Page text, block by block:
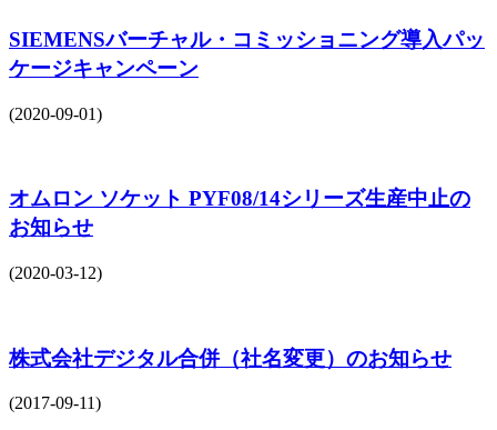
SIEMENSバーチャル・コミッショニング導入パッ
ケージキャンペーン
(2020-09-01)
オムロン ソケット PYF08/14シリーズ生産中止の
お知らせ
(2020-03-12)
株式会社デジタル合併（社名変更）のお知らせ
(2017-09-11)